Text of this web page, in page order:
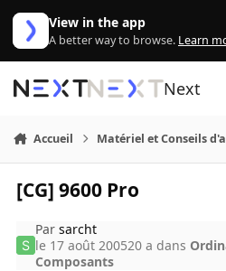
Aller au contenu
View in the app
A better way to browse. Learn
Next
Accueil Matériel et Conseils
[CG] 9600 Pro
Parsarcht
le 17 août 200520 a dans
Composants